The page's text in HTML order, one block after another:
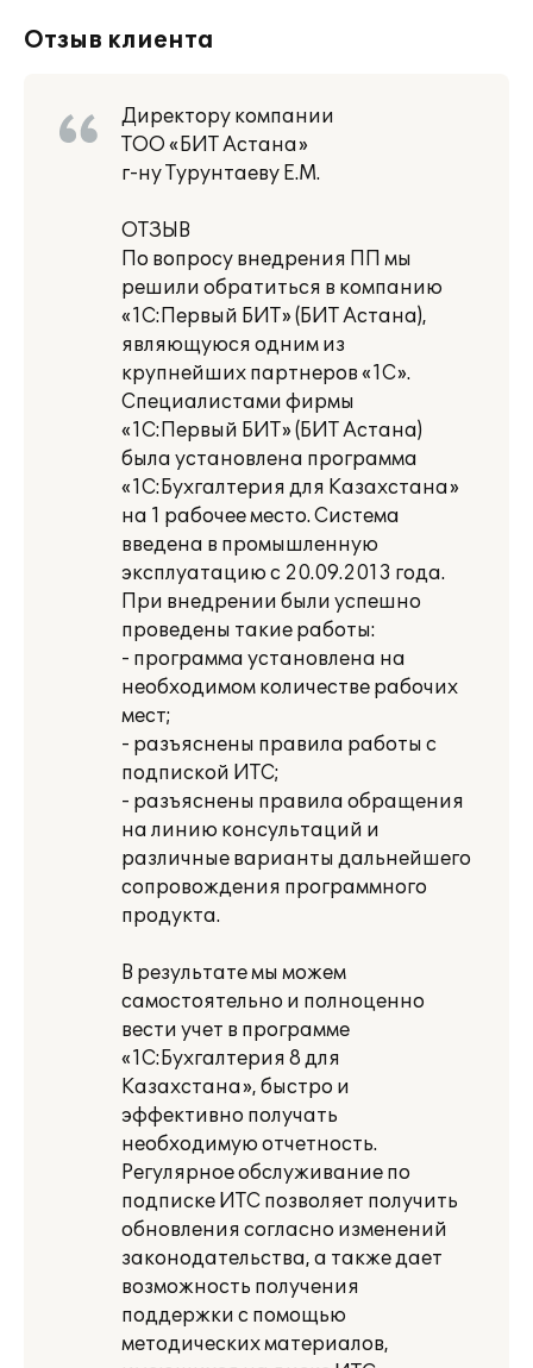
Отзыв клиента
Директору компании
ТОО «БИТ Астана»
г-ну Турунтаеву Е.М.
ОТЗЫВ
По вопросу внедрения ПП мы
решили обратиться в компанию
«1С:Первый БИТ» (БИТ Астана),
являющуюся одним из
крупнейших партнеров «1С».
Специалистами фирмы
«1С:Первый БИТ» (БИТ Астана)
была установлена программа
«1С:Бухгалтерия для Казахстана»
на 1 рабочее место. Система
введена в промышленную
эксплуатацию с 20.09.2013 года.
При внедрении были успешно
проведены такие работы:
- программа установлена на
необходимом количестве рабочих
мест;
- разъяснены правила работы с
подпиской ИТС;
- разъяснены правила обращения
на линию консультаций и
различные варианты дальнейшего
сопровождения программного
продукта.
В результате мы можем
самостоятельно и полноценно
вести учет в программе
«1С:Бухгалтерия 8 для
Казахстана», быстро и
эффективно получать
необходимую отчетность.
Регулярное обслуживание по
подписке ИТС позволяет получить
обновления согласно изменений
законодательства, а также дает
возможность получения
поддержки с помощью
методических материалов,